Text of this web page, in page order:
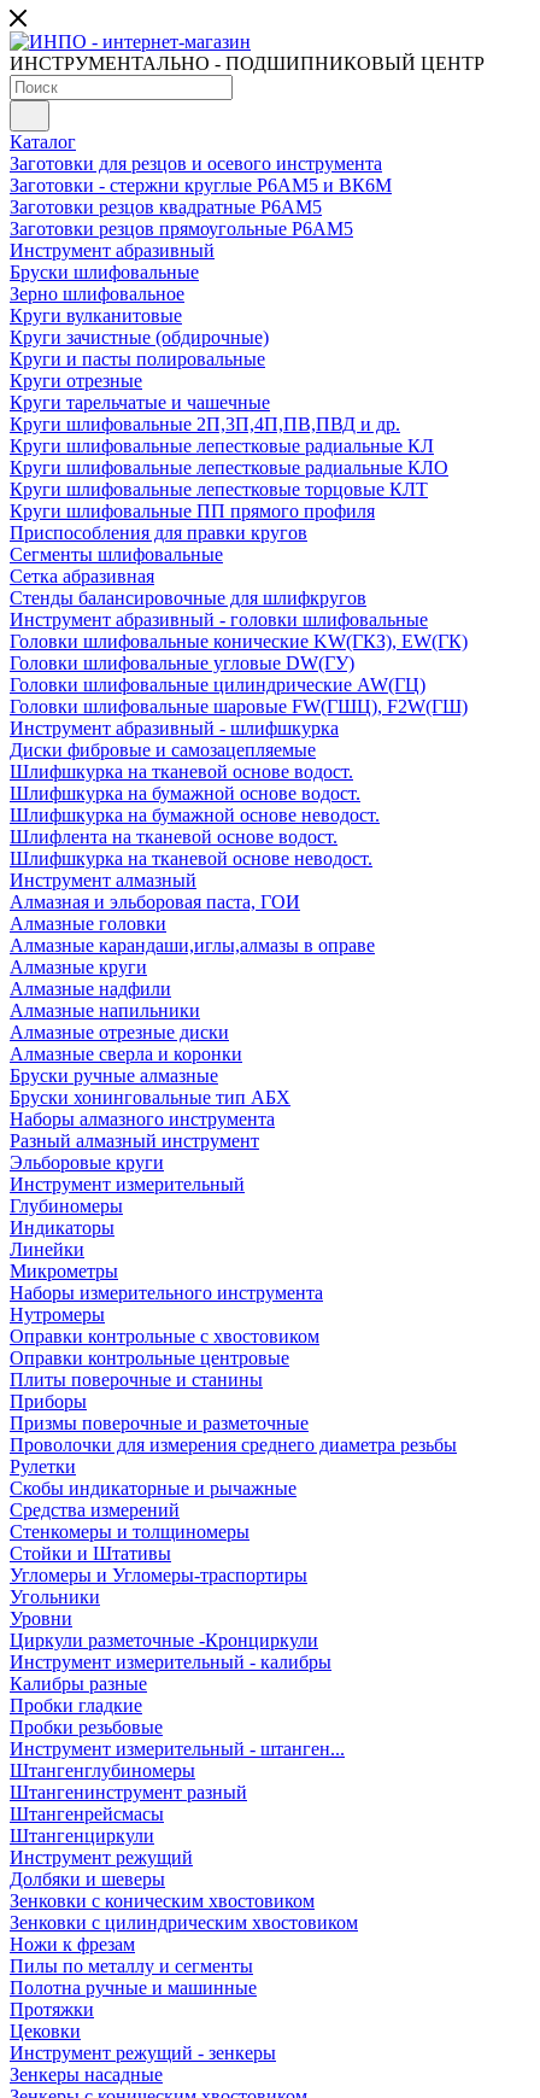
ИНСТРУМЕНТАЛЬНО - ПОДШИПНИКОВЫЙ ЦЕНТР
Каталог
Заготовки для резцов и осевого инструмента
Заготовки - стержни круглые Р6АМ5 и ВК6М
Заготовки резцов квадратные Р6АМ5
Заготовки резцов прямоугольные Р6АМ5
Инструмент абразивный
Бруски шлифовальные
Зерно шлифовальное
Круги вулканитовые
Круги зачистные (обдирочные)
Круги и пасты полировальные
Круги отрезные
Круги тарельчатые и чашечные
Круги шлифовальные 2П,3П,4П,ПВ,ПВД и др.
Круги шлифовальные лепестковые радиальные КЛ
Круги шлифовальные лепестковые радиальные КЛО
Круги шлифовальные лепестковые торцовые КЛТ
Круги шлифовальные ПП прямого профиля
Приспособления для правки кругов
Сегменты шлифовальные
Сетка абразивная
Стенды балансировочные для шлифкругов
Инструмент абразивный - головки шлифовальные
Головки шлифовальные конические KW(ГКЗ), EW(ГК)
Головки шлифовальные угловые DW(ГУ)
Головки шлифовальные цилиндрические AW(ГЦ)
Головки шлифовальные шаровые FW(ГШЦ), F2W(ГШ)
Инструмент абразивный - шлифшкурка
Диски фибровые и самозацепляемые
Шлифшкурка на тканевой основе водост.
Шлифшкурка на бумажной основе водост.
Шлифшкурка на бумажной основе неводост.
Шлифлента на тканевой основе водост.
Шлифшкурка на тканевой основе неводост.
Инструмент алмазный
Алмазная и эльборовая паста, ГОИ
Алмазные головки
Алмазные карандаши,иглы,алмазы в оправе
Алмазные круги
Алмазные надфили
Алмазные напильники
Алмазные отрезные диски
Алмазные сверла и коронки
Бруски ручные алмазные
Бруски хонинговальные тип АБХ
Наборы алмазного инструмента
Разный алмазный инструмент
Эльборовые круги
Инструмент измерительный
Глубиномеры
Индикаторы
Линейки
Микрометры
Наборы измерительного инструмента
Нутромеры
Оправки контрольные с хвостовиком
Оправки контрольные центровые
Плиты поверочные и станины
Приборы
Призмы поверочные и разметочные
Проволочки для измерения среднего диаметра резьбы
Рулетки
Скобы индикаторные и рычажные
Средства измерений
Стенкомеры и толщиномеры
Стойки и Штативы
Угломеры и Угломеры-траспортиры
Угольники
Уровни
Циркули разметочные -Кронциркули
Инструмент измерительный - калибры
Калибры разные
Пробки гладкие
Пробки резьбовые
Инструмент измерительный - штанген...
Штангенглубиномеры
Штангенинструмент разный
Штангенрейсмасы
Штангенциркули
Инструмент режущий
Долбяки и шеверы
Зенковки с коническим хвостовиком
Зенковки с цилиндрическим хвостовиком
Ножи к фрезам
Пилы по металлу и сегменты
Полотна ручные и машинные
Протяжки
Цековки
Инструмент режущий - зенкеры
Зенкеры насадные